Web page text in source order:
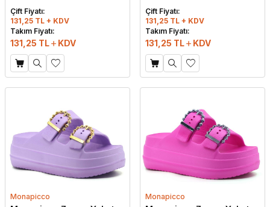
Çift Fiyatı:
131,25 TL + KDV
Takım Fiyatı:
131,25 TL KDV
Çift Fiyatı:
131,25 TL + KDV
Takım Fiyatı:
131,25 TL KDV
Monapicco Monapicco